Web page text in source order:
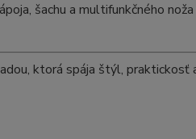
šachu a multifunkčného
ktorá spája štýl, praktickosť